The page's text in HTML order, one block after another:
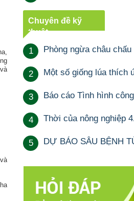
Chuyên đề kỹ
thuật
1 Phòng ngừa châu chấu
2 Một số giống lúa thích
3 Báo cáo Tình hình
4 Thời của nông nghiệp
5 DỰ BÁO SÂU BỆNH